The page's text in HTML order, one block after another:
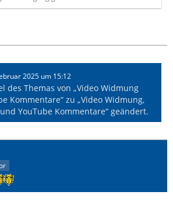
2025 um 15:12
des Themas von „Video Widmung
Kommentare“ zu „Video Widmung,
YouTube Kommentare“ geändert.